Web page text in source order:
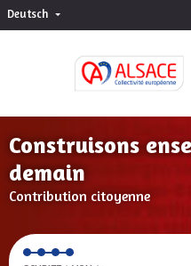
Deutsch Choisir la langue
Construisons
demain
Contribution citoyenne